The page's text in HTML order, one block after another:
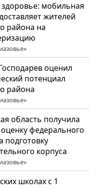
здоровье: мобильная
жителей
района на
оценил
потенциал
района
область получила
федерального
подготовку
корпуса
школах с 1